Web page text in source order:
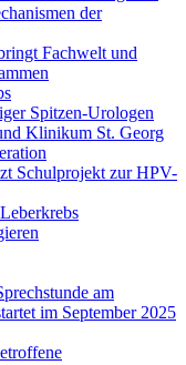
der
Fachwelt und
Spitzen-Urologen
Klinikum St. Georg
Schulprojekt zur HPV-
am
im September 2025